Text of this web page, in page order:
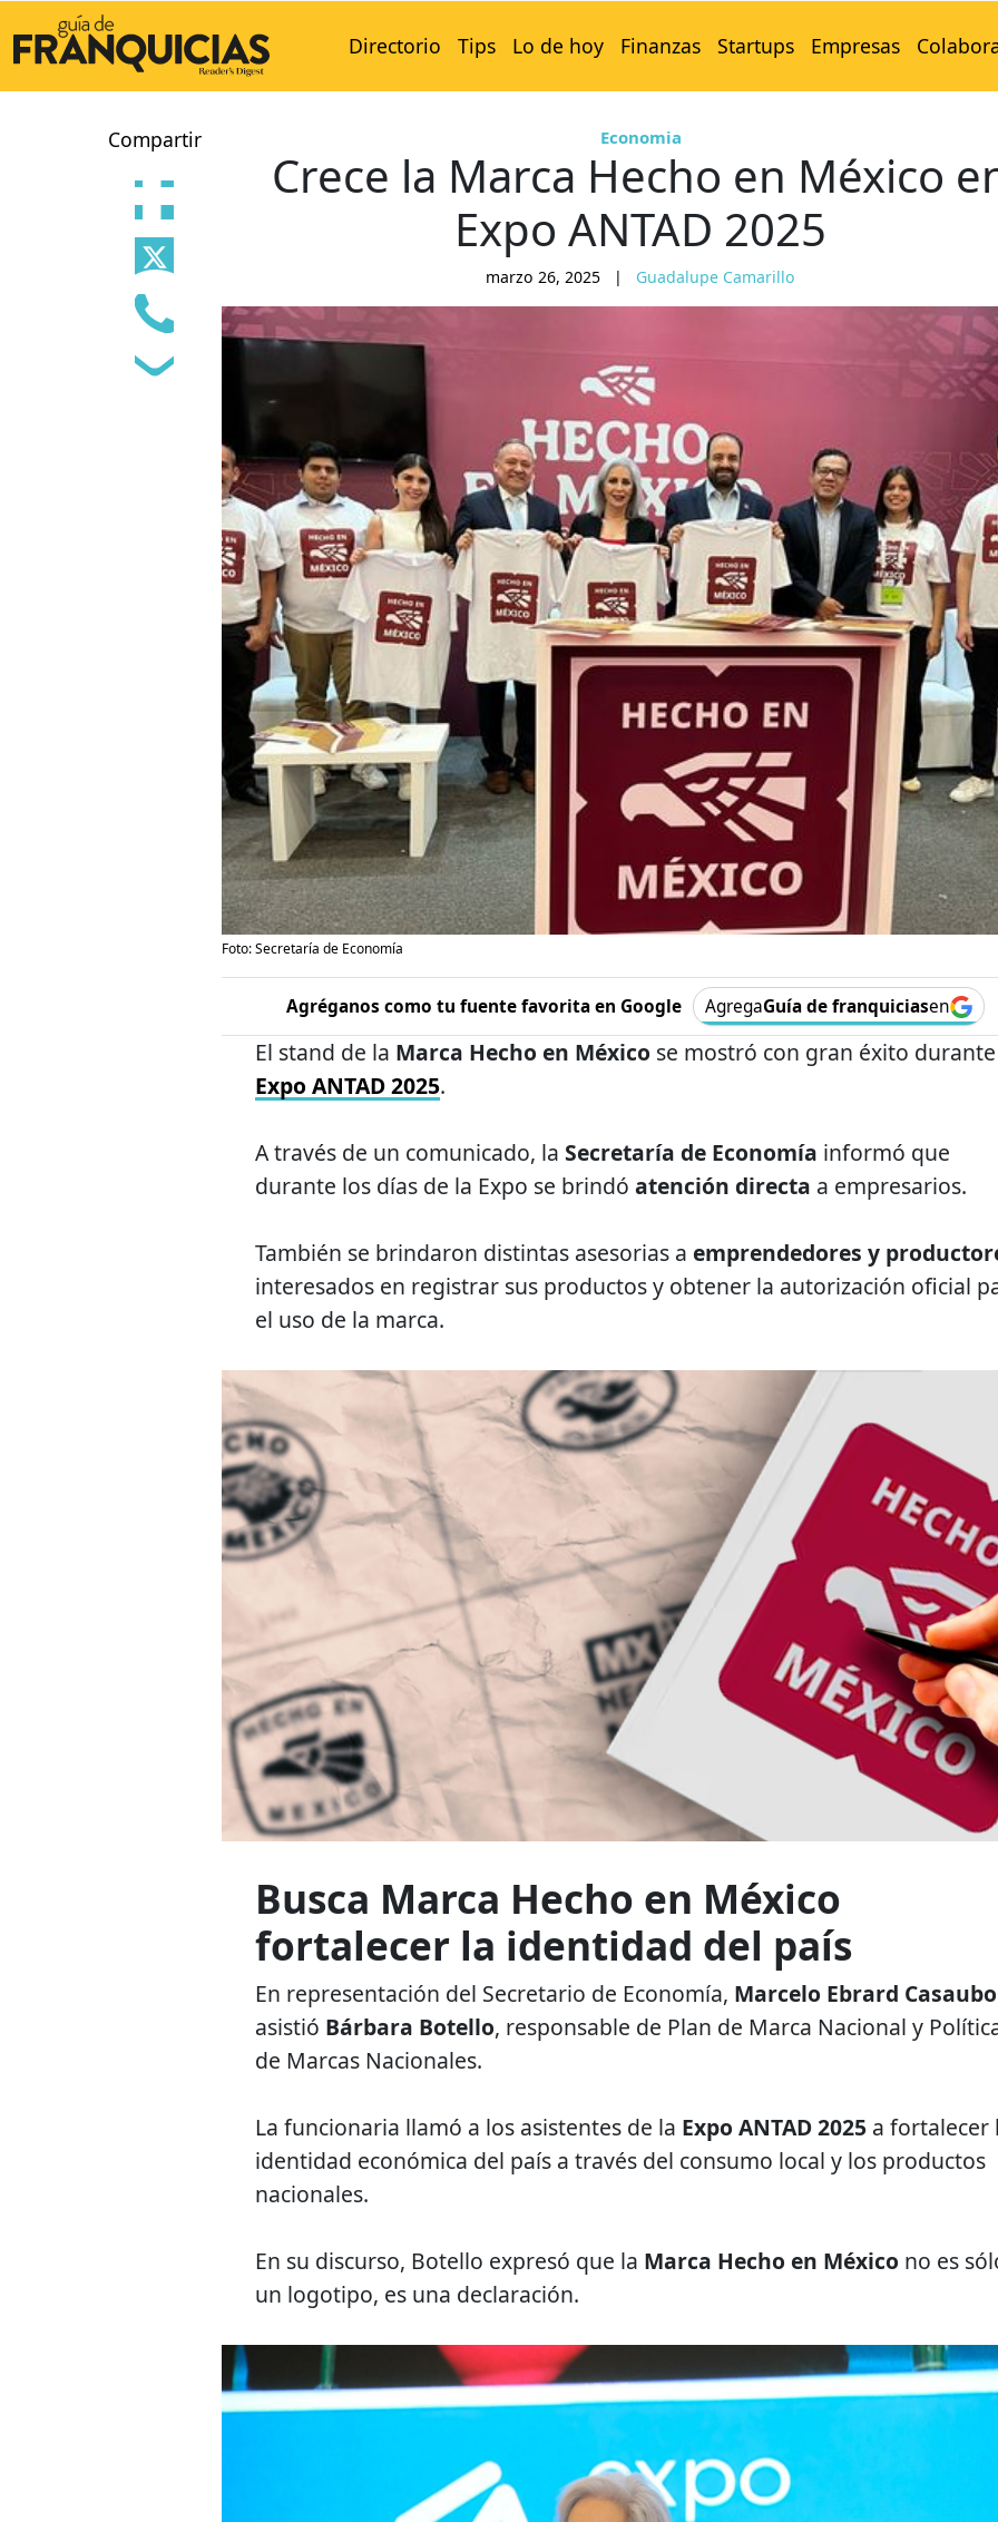
Directorio Tips Lo de hoy Finanzas Startups Empresas
Compartir Economia
Crece la Marca Hecho en México
Expo ANTAD 2025
marzo 26, 2025 | Guadalupe Camarillo
Foto: Secretaría de Economía
Agréganos como tu fuente favorita en Google AgregaGuía de franquiciasen
El stand de la Marca Hecho en México se mostró con gran éxito
Expo ANTAD 2025.
A través de un comunicado, la Secretaría de Economía informó que
durante los días de la Expo se brindó atención directa a empresarios.
También se brindaron distintas asesorias a emprendedores y
interesados en registrar sus productos y obtener la autorización oficial
el uso de la marca.
Busca Marca Hecho en México
fortalecer la identidad del país
En representación del Secretario de Economía, Marcelo Ebrard
asistió Bárbara Botello, responsable de Plan de Marca Nacional y
de Marcas Nacionales.
La funcionaria llamó a los asistentes de la Expo ANTAD 2025 a fortalecer
identidad económica del país a través del consumo local y los productos
nacionales.
En su discurso, Botello expresó que la Marca Hecho en México no es
un logotipo, es una declaración.